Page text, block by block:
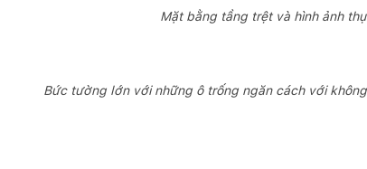
Mặt bằng tầng trệt và hình ảnh
Bức tường lớn với những ô trống ngăn cách với